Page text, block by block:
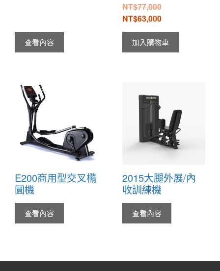
查看內容
NT$77,000
NT$63,000
加入購物車
E200商用型交叉橢
圓機
查看內容
2015大腿外展/內
收訓練機
查看內容